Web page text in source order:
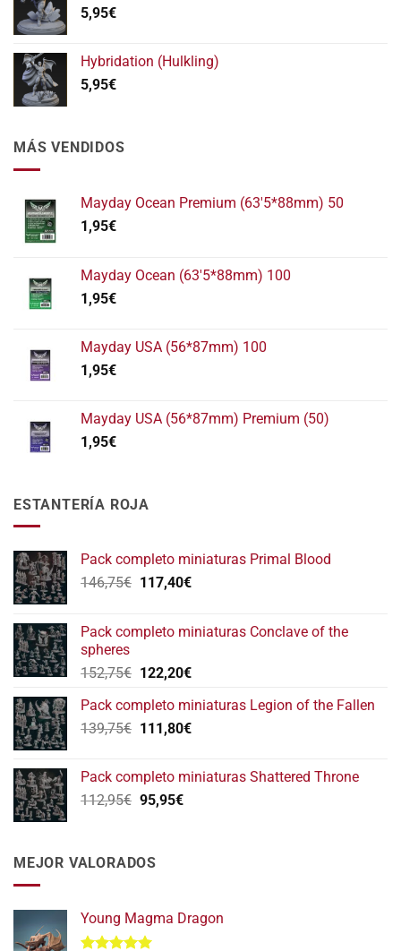
5,95€
Hybridation (Hulkling)
5,95€
MÁS VENDIDOS
Mayday Ocean Premium (63'5*88mm) 50
1,95€
Mayday Ocean (63'5*88mm) 100
1,95€
Mayday USA (56*87mm) 100
1,95€
Mayday USA (56*87mm) Premium (50)
1,95€
ESTANTERÍA ROJA
Pack completo miniaturas Primal Blood
146,75€ El
era:
117,40€El
es:
Pack completo miniaturas Conclave of the
spheres
152,75€ El
original
era:
122,20€El
actual
es:
Pack completo miniaturas Legion of the Fallen
139,75€ El
era:
139,75€.
111,80€El
es:
Pack completo miniaturas Shattered Throne
112,95€ El
era:
95,95€El
MEJOR VALORADOS
Young Magma Dragon